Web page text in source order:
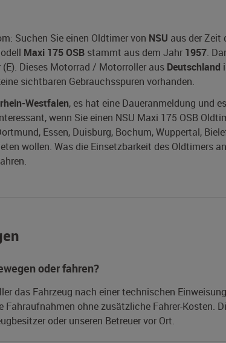
Suchen Sie einen Oldtimer von NSU aus der Zeit
Maxi 175 OSB stammt aus dem Jahr 1957.
Dieses Motorrad / Motorroller aus Deutschland
sichtbaren Gebrauchsspuren vorhanden.
Westfalen, es hat eine Daueranmeldung und
wenn Sie einen NSU Maxi 175 OSB
Essen, Duisburg, Bochum, Wuppertal,
wollen. Was die Einsetzbarkeit des Oldtimers
oder fahren?
das Fahrzeug nach einer technischen
ohne zusätzliche Fahrer-Kosten.
oder unseren Betreuer vor Ort.